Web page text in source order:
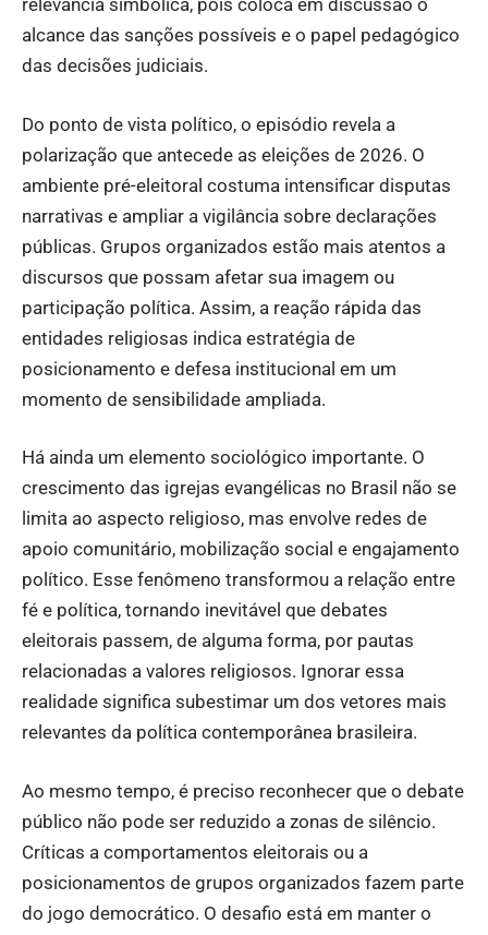
relevância simbólica, pois coloca em discussão o
alcance das sanções possíveis e o papel pedagógico
das decisões judiciais.
Do ponto de vista político, o episódio revela a
polarização que antecede as eleições de 2026. O
ambiente pré-eleitoral costuma intensificar disputas
narrativas e ampliar a vigilância sobre declarações
públicas. Grupos organizados estão mais atentos a
discursos que possam afetar sua imagem ou
participação política. Assim, a reação rápida das
entidades religiosas indica estratégia de
posicionamento e defesa institucional em um
momento de sensibilidade ampliada.
Há ainda um elemento sociológico importante. O
crescimento das igrejas evangélicas no Brasil não se
limita ao aspecto religioso, mas envolve redes de
apoio comunitário, mobilização social e engajamento
político. Esse fenômeno transformou a relação entre
fé e política, tornando inevitável que debates
eleitorais passem, de alguma forma, por pautas
relacionadas a valores religiosos. Ignorar essa
realidade significa subestimar um dos vetores mais
relevantes da política contemporânea brasileira.
Ao mesmo tempo, é preciso reconhecer que o debate
público não pode ser reduzido a zonas de silêncio.
Críticas a comportamentos eleitorais ou a
posicionamentos de grupos organizados fazem parte
do jogo democrático. O desafio está em manter o